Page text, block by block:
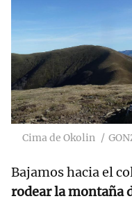
Cima de Okolin
Bajamos hacia el
rodear la montaña